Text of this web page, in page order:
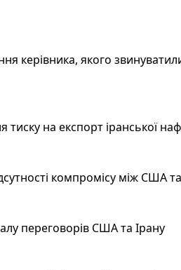
керівника, якого
на експорт іранської
компромісу між США
переговорів США та Ірану